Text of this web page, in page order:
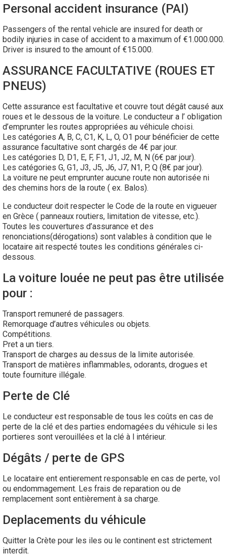
Personal accident insurance (PAI)
Passengers of the rental vehicle are insured for death or
bodily injuries in case of accident to a maximum of €1.000.000.
Driver is insured to the amount of €15.000.
ASSURANCE FACULTATIVE (ROUES ET
PNEUS)
Cette assurance est facultative et couvre tout dégât causé aux
roues et le dessous de la voiture. Le conducteur a l’ obligation
d’emprunter les routes appropriées au véhicule choisi.
Les catégories A, B, C, C1, K, L, O, O1 pour bénéficier de cette
assurance facultative sont chargés de 4€ par jour.
Les catégories D, D1, E, F, F1, J1, J2, M, N (6€ par jour).
Les catégories G, G1, J3, J5, J6, J7, N1, P, Q (8€ par jour).
La voiture ne peut emprunter aucune route non autorisée ni
des chemins hors de la route ( ex. Balos).
Le conducteur doit respecter le Code de la route en vigueuer
en Grèce ( panneaux routiers, limitation de vitesse, etc.).
Toutes les couvertures d’assurance et des
renonciations(dérogations) sont valables à condition que le
locataire ait respecté toutes les conditions générales ci-
dessous.
La voiture louée ne peut pas être utilisée
pour :
Transport remuneré de passagers.
Remorquage d’autres véhicules ou objets.
Compétitions.
Pret a un tiers.
Transport de charges au dessus de la limite autorisée.
Transport de matières inflammables, odorants, drogues et
toute fourniture illégale.
Perte de Clé
Le conducteur est responsable de tous les coûts en cas de
perte de la clé et des parties endomagées du véhicule si les
portieres sont verouillées et la clé à l intérieur.
Dégâts / perte de GPS
Le locataire ent entierement responsable en cas de perte, vol
ou endommagement. Les frais de reparation ou de
remplacement sont entièrement à sa charge.
Deplacements du véhicule
Quitter la Crète pour les iles ou le continent est strictement
interdit.